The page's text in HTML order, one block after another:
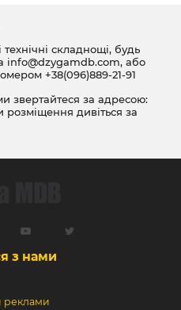
складнощі, будь
info@dzygamdb.com, або
+38(096)889-21-91
звертайтеся за адресою:
розміщення дивіться за
з нами
реклами